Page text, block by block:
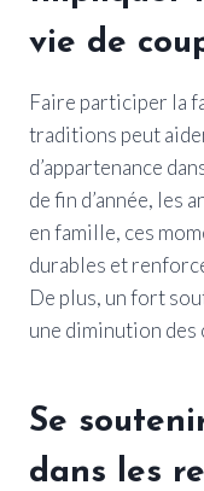
vie de
Faire participer la
traditions peut
d’appartenance
de fin d’année, les
en famille, ces
durables et
De plus, un fort
une diminution des
Se
dans les